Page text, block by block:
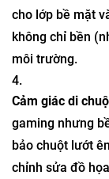
cho lớp bề mặt
không chỉ bền
môi trường.
Cảm giác di
gaming nhưng
bảo chuột lướt
chỉnh sửa đồ